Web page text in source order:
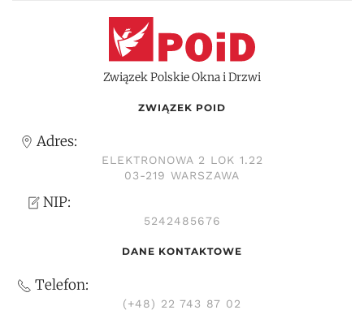
Związek Polskie Okna i Drzwi
ZWIĄZEK POID
Adres:
ELEKTRONOWA 2 LOK 1.22
03-219 WARSZAWA
NIP:
5242485676
DANE KONTAKTOWE
Telefon:
(+48) 22 743 87 02